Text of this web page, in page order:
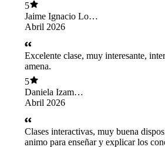
5
Jaime Ignacio Long
Docmac
Abril 2026
Excelente clase, muy interesante,
amena.
5
Daniela Izam
Cespedes
Abril 2026
Clases interactivas, muy buena
animo para enseñar y explicar los